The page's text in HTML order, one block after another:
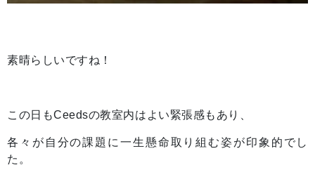
素晴らしいですね！
この日もCeedsの教室内はよい緊張感もあり、
各々が自分の課題に一生懸命取り組む姿が印象的でし
た。